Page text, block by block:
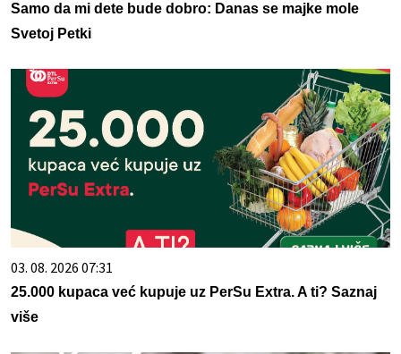
Samo da mi dete bude dobro: Danas se majke mole
Svetoj Petki
03. 08. 2026 07:31
25.000 kupaca već kupuje uz PerSu Extra. A ti? Saznaj
više